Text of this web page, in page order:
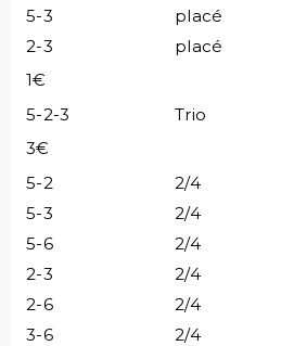
5-3 placé
2-3
placé
1€
5-2-3
Trio
3€
5-2
2/4
5-3
2/4
5-6
2/4
2-3
2/4
2-6
2/4
3-6
2/4